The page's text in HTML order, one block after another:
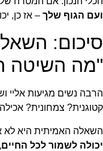
ועם הגוף שלך – אז כן,
סיכום:
"מה השיטה
הרבה נשים מגיעות אליי
קטוגנית? צמחונית?
השאלה האמיתית היא לא
יכולה לשמור לכל